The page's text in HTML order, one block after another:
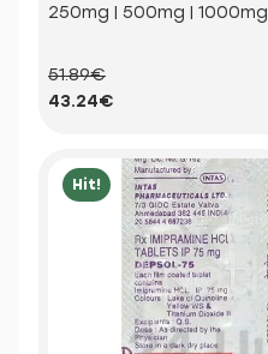
250mg | 500mg | 1000mg
51.89€
43.24€
Hit!